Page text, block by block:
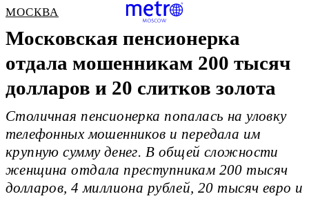
МОСКВА
Московская пенсионерка
отдала мошенникам 200 тысяч
долларов и 20 слитков золота
Столичная пенсионерка попалась на уловку
телефонных мошенников и передала им
крупную сумму денег. В общей сложности
женщина отдала преступникам 200 тысяч
долларов, 4 миллиона рублей, 20 тысяч евро и